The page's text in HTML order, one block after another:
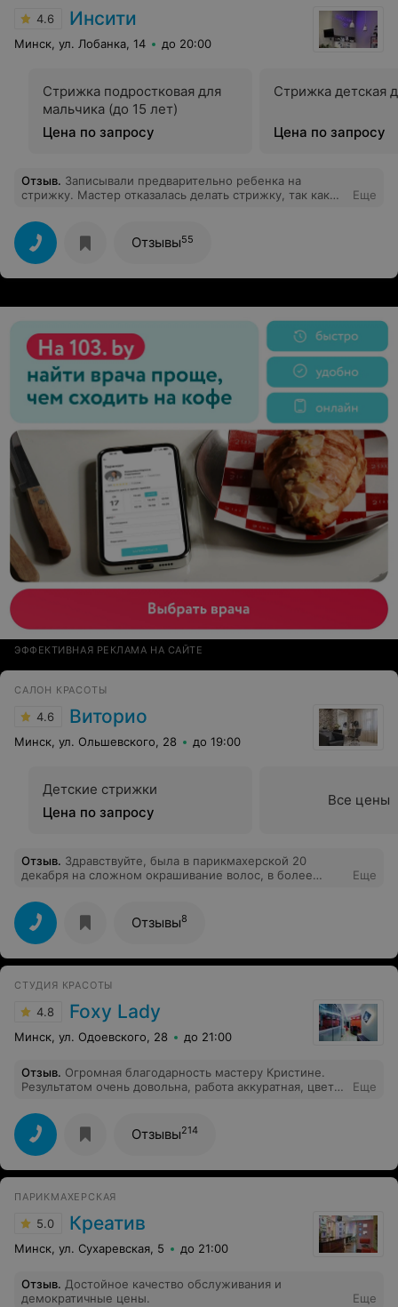
креативны. Спасибо директору за эти идеи. Вы
молодцы!
4.6 Инсити
Минск, ул. Лобанка, 14 до 20:00
Стрижка подростковая для
мальчика (до 15 лет)
Цена по запросу
Стрижка детская
Цена по запросу
Отзыв. Записывали предварительно ребенка на
стрижку. Мастер отказалась делать стрижку, так как
это ребенок и стрижка должна стоить дороже.
Пришлось срочно искать, где еще можно сделать
прическу. В результате испортили дочке настроение и
потратили наше время. Не советую сюда ходить.
Еще
Отзывы55
ЭФФЕКТИВНАЯ РЕКЛАМА НА САЙТЕ
САЛОН КРАСОТЫ
4.6 Виторио
Минск, ул. Ольшевского, 28 до 19:00
Детские стрижки
Цена по запросу
Все цены
Отзыв. Здравствуйте, была в парикмахерской 20
декабря на сложном окрашивание волос, в более
очень, здесь вопросов нет, но мастер толи
передержала краску, либо есть другая причина, после
мытья головы дома я понимаю что весь светлый волос
у меня тянется как резинка, вывод один после
покраски можно остаться без волос.
Еще
Отзывы8
СТУДИЯ КРАСОТЫ
4.8 Foxy Lady
Минск, ул. Одоевского, 28 до 21:00
Отзыв. Огромная благодарность мастеру Кристине.
Результатом очень довольна, работа аккуратная, цвет
Еще
Отзывы214
ПАРИКМАХЕРСКАЯ
5.0 Креатив
Минск, ул. Сухаревская, 5 до 21:00
Отзыв. Достойное качество обслуживания и
демократичные цены.
Еще